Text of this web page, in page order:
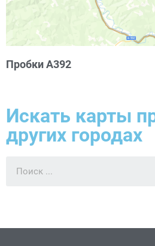
Пробки А392
Искать карты
других городах